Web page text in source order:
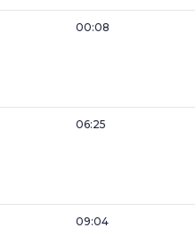
00:08
06:25
09:04